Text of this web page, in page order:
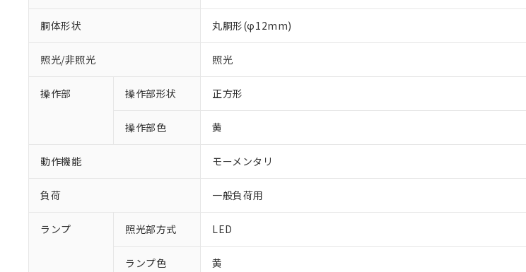
胴体形状 丸胴形(φ12mm)
照光/非照光 照光
操作部 操作部形状 正方形
操作部色 黄
動作機能 モーメンタリ
負荷 一般負荷用
ランプ 照光部方式 LED
ランプ色 黄